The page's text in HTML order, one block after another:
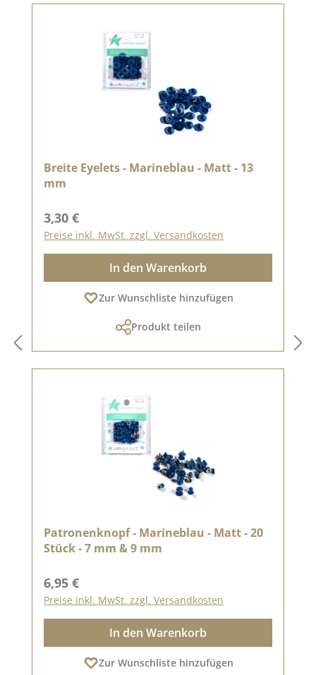
Breite Eyelets - Marineblau - Matt - 13
mm
Regulärer Preis:
3,30 €
Preise inkl. MwSt. zzgl. Versandkosten
In den Warenkorb
Zur Wunschliste hinzufügen
Produkt teilen
Patronenknopf - Marineblau - Matt - 20
Stück - 7 mm & 9 mm
Regulärer Preis:
6,95 €
Preise inkl. MwSt. zzgl. Versandkosten
In den Warenkorb
Zur Wunschliste hinzufügen